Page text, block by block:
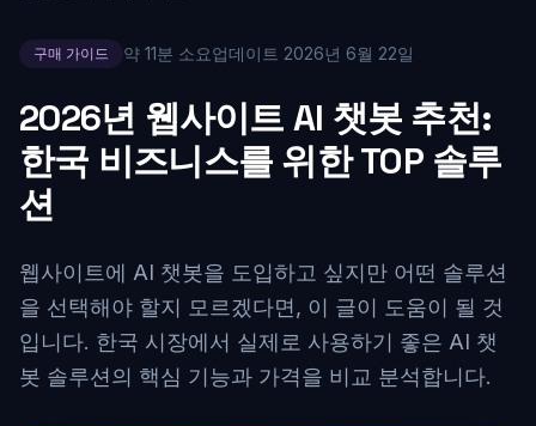
구매 가이드 약 11분 소요업데이트 2026년 6월 22일
2026년 웹사이트 AI 챗봇 추천:
한국 비즈니스를 위한 TOP 솔루
션
웹사이트에 AI 챗봇을 도입하고 싶지만 어떤 솔루션
을 선택해야 할지 모르겠다면, 이 글이 도움이 될 것
입니다. 한국 시장에서 실제로 사용하기 좋은 AI 챗
봇 솔루션의 핵심 기능과 가격을 비교 분석합니다.